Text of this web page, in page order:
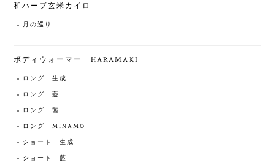
和ハーブ玄米カイロ
月の巡り
ボディウォーマー HARAMAKI
ロング 生成
ロング 藍
ロング 茜
ロング MINAMO
ショート 生成
ショート 藍